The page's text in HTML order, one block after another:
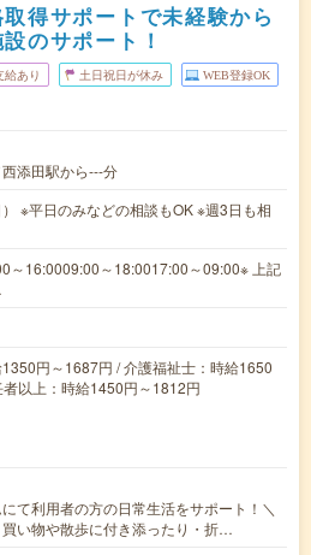
得サポートで未経験から
のサポート！
給あり 土日祝日が休み WEB登録OK
添田駅から---分
※平日のみなどの相談もOK ※週3日も相
～16:0009:00～18:0017:00～09:00※ 上記
円～1687円 / 介護福祉士：時給1650
以上：時給1450円～1812円
て利用者の方の日常生活をサポート！＼
い物や散歩に付き添ったり・折…